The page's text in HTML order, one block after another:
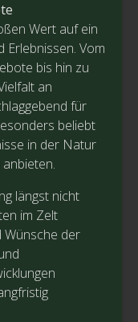
Wert auf ein
Erlebnissen. Vom
bis hin zu
an
für
beliebt
in der Natur
längst nicht
im Zelt
Wünsche der